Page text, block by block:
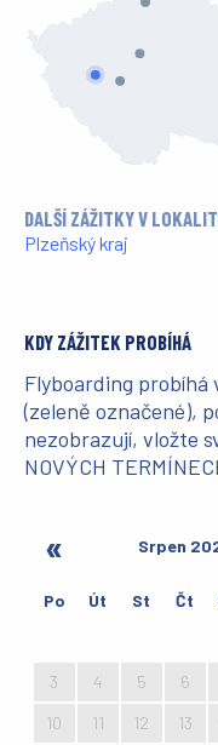
DALŠÍ ZÁŽITKY V
Plzeňský kraj
KDY ZÁŽITEK PROBÍHÁ
Flyboarding
(zeleně označené),
nezobrazují, vložte
NOVÝCH
Srpen
Po Út St Čt
3
4 5 6
10
11 12 13